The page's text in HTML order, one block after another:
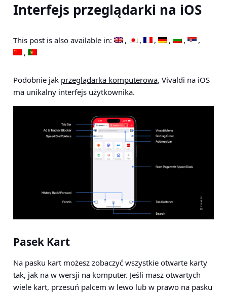
Interfejs przeglądarki na iOS
This post is also available in:
Podobnie jak przeglądarka komputerowa, Vivaldi na iOS
ma unikalny interfejs użytkownika.
Pasek Kart
Na pasku kart możesz zobaczyć wszystkie otwarte karty
tak, jak na w wersji na komputer. Jeśli masz otwartych
wiele kart, przesuń palcem w lewo lub w prawo na pasku